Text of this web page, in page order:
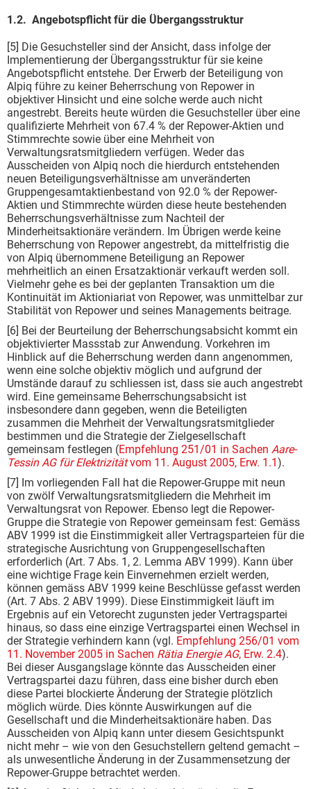
1.2. Angebotspflicht für die Übergangsstruktur
[5] Die Gesuchsteller sind der Ansicht, dass infolge der
Implementierung der Übergangsstruktur für sie keine
Angebotspflicht entstehe. Der Erwerb der Beteiligung von
Alpiq führe zu keiner Beherrschung von Repower in
objektiver Hinsicht und eine solche werde auch nicht
angestrebt. Bereits heute würden die Gesuchsteller über eine
qualifizierte Mehrheit von 67.4 % der Repower-Aktien und
Stimmrechte sowie über eine Mehrheit von
Verwaltungsratsmitgliedern verfügen. Weder das
Ausscheiden von Alpiq noch die hierdurch entstehenden
neuen Beteiligungsverhältnisse am unveränderten
Gruppengesamtaktienbestand von 92.0 % der Repower-
Aktien und Stimmrechte würden diese heute bestehenden
Beherrschungsverhältnisse zum Nachteil der
Minderheitsaktionäre verändern. Im Übrigen werde keine
Beherrschung von Repower angestrebt, da mittelfristig die
von Alpiq übernommene Beteiligung an Repower
mehrheitlich an einen Ersatzaktionär verkauft werden soll.
Vielmehr gehe es bei der geplanten Transaktion um die
Kontinuität im Aktioniariat von Repower, was unmittelbar zur
Stabilität von Repower und seines Managements beitrage.
[6] Bei der Beurteilung der Beherrschungsabsicht kommt ein
objektivierter Massstab zur Anwendung. Vorkehren im
Hinblick auf die Beherrschung werden dann angenommen,
wenn eine solche objektiv möglich und aufgrund der
Umstände darauf zu schliessen ist, dass sie auch angestrebt
wird. Eine gemeinsame Beherrschungsabsicht ist
insbesondere dann gegeben, wenn die Beteiligten
zusammen die Mehrheit der Verwaltungsratsmitglieder
bestimmen und die Strategie der Zielgesellschaft
gemeinsam festlegen (Empfehlung 251/01 in Sachen Aare-
Tessin AG für Elektrizitätvom 11. August 2005, Erw. 1.1).
[7] Im vorliegenden Fall hat die Repower-Gruppe mit neun
von zwölf Verwaltungsratsmitgliedern die Mehrheit im
Verwaltungsrat von Repower. Ebenso legt die Repower-
Gruppe die Strategie von Repower gemeinsam fest: Gemäss
ABV 1999 ist die Einstimmigkeit aller Vertragsparteien für die
strategische Ausrichtung von Gruppengesellschaften
erforderlich (Art. 7 Abs. 1, 2. Lemma ABV 1999). Kann über
eine wichtige Frage kein Einvernehmen erzielt werden,
können gemäss ABV 1999 keine Beschlüsse gefasst werden
(Art. 7 Abs. 2 ABV 1999). Diese Einstimmigkeit läuft im
Ergebnis auf ein Vetorecht zugunsten jeder Vertragspartei
hinaus, so dass eine einzige Vertragspartei einen Wechsel in
der Strategie verhindern kann (vgl. Empfehlung 256/01 vom
11. November 2005 in Sachen Rätia Energie AG, Erw. 2.4).
Bei dieser Ausgangslage könnte das Ausscheiden einer
Vertragspartei dazu führen, dass eine bisher durch eben
diese Partei blockierte Änderung der Strategie plötzlich
möglich würde. Dies könnte Auswirkungen auf die
Gesellschaft und die Minderheitsaktionäre haben. Das
Ausscheiden von Alpiq kann unter diesem Gesichtspunkt
nicht mehr – wie von den Gesuchstellern geltend gemacht –
als unwesentliche Änderung in der Zusammensetzung der
Repower-Gruppe betrachtet werden.